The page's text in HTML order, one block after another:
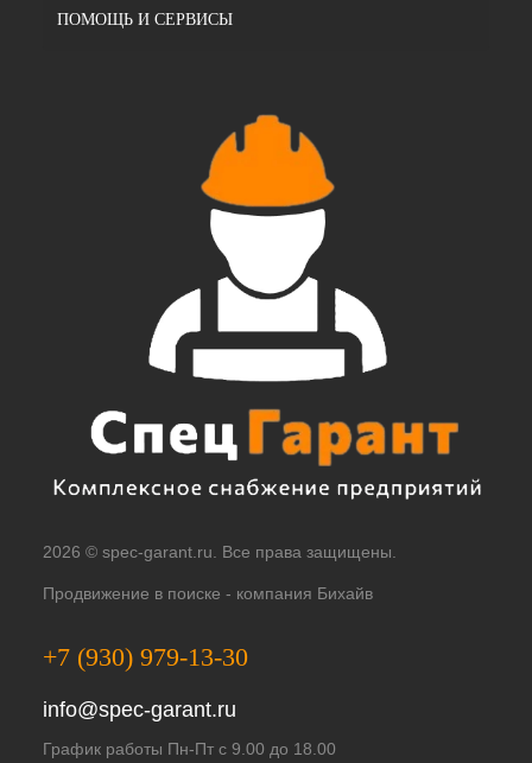
ПОМОЩЬ И СЕРВИСЫ
2026 © spec-garant.ru. Все права защищены.
Продвижение в поиске - компания Бихайв
+7 (930) 979-13-30
info@spec-garant.ru
График работы Пн-Пт с 9.00 до 18.00